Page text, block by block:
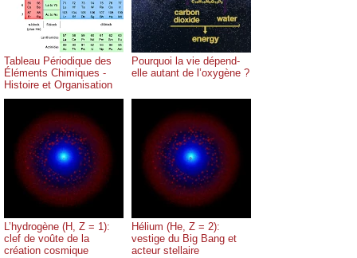
Tableau Périodique des
Éléments Chimiques -
Histoire et Organisation
Pourquoi la vie dépend-
elle autant de l’oxygène ?
L’hydrogène (H, Z = 1):
clef de voûte de la
création cosmique
Hélium (He, Z = 2):
vestige du Big Bang et
acteur stellaire